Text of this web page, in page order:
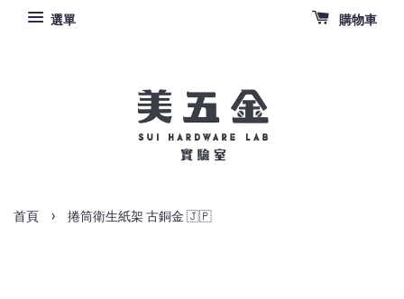
選單 購物車
首頁 › 捲筒衛生紙架 古銅金 🇯🇵